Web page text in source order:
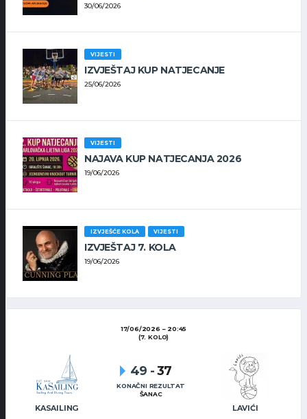
30/06/2026
VIJESTI
IZVJEŠTAJ KUP NATJECANJE
25/06/2026
VIJESTI
NAJAVA KUP NATJECANJA 2026
19/06/2026
IZVJEŠĆE KOLA VIJESTI
IZVJEŠTAJ 7. KOLA
19/06/2026
17/06/2026
20:45
(7. KOLO)
KASAILING LAVIĆI
49 -37
KONAČNI REZULTAT
ŠANAC